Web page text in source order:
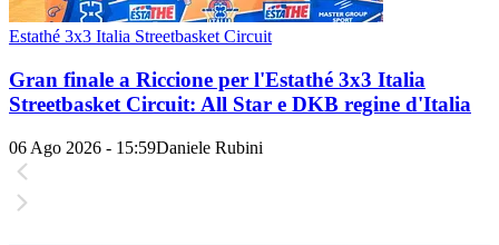
Estathé 3x3 Italia Streetbasket Circuit
Gran finale a Riccione per l'Estathé 3x3 Italia
Streetbasket Circuit: All Star e DKB regine d'Italia
06 Ago 2026 - 15:59Daniele Rubini